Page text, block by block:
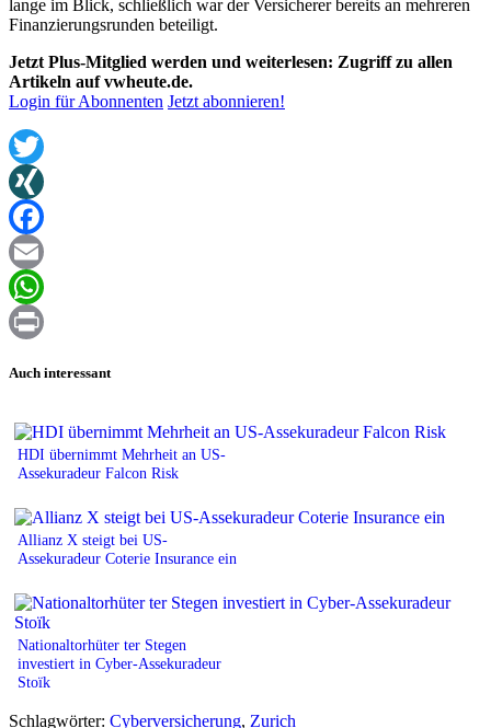
lange im Blick, schließlich war der Versicherer bereits an mehreren
Finanzierungsrunden beteiligt.
Jetzt Plus-Mitglied werden und weiterlesen: Zugriff zu allen
Artikeln auf vwheute.de.
Login für Abonnenten Jetzt abonnieren!
Twitter
XING
Facebook
Email
WhatsApp
Auch interessant
HDI übernimmt Mehrheit an US-
Assekuradeur Falcon Risk
Allianz X steigt bei US-
Assekuradeur Coterie Insurance ein
Nationaltorhüter ter Stegen
investiert in Cyber-Assekuradeur
Stoïk
Schlagwörter: Cyberversicherung, Zurich